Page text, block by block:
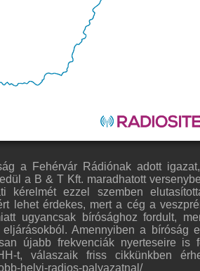
a Fehérvár Rádiónak adott
a B & T Kft. maradhatott
kérelmét ezzel szemben
lehet érdekes, mert a cég a
ugyancsak bírósághoz fordult,
Amennyiben a bíróság
újabb frekvenciák nyerteseire is
t, válaszaik friss cikkünkben
helyi-radios-palyazatnal/